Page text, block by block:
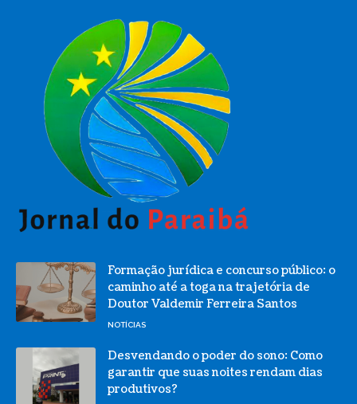
Formação jurídica e concurso público: o
caminho até a toga na trajetória de
Doutor Valdemir Ferreira Santos
NOTÍCIAS
Desvendando o poder do sono: Como
garantir que suas noites rendam dias
produtivos?